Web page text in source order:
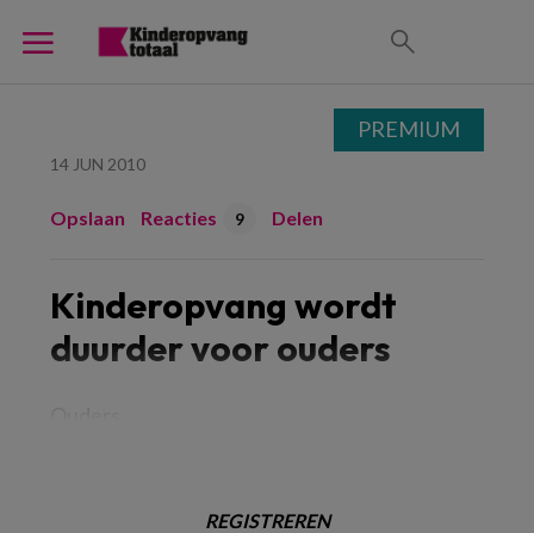
14 JUN 2010
Opslaan Reacties 9 Delen
Kinderopvang wordt
duurder voor ouders
REGISTREREN
PREMIUM